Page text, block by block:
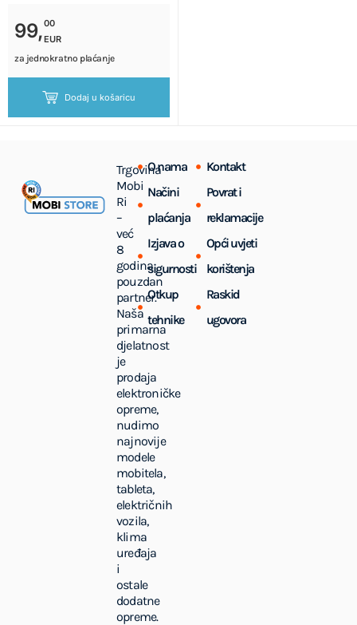
99,00
EUR
za jednokratno plaćanje
Dodaj u košaricu
Trgovina
Mobi
Ri
–
već
8
godina
pouzdan
partner.
Naša
primarna
djelatnost
je
prodaja
elektroničke
opreme,
nudimo
najnovije
modele
mobitela,
tableta,
električnih
vozila,
klima
uređaja
i
ostale
dodatne
opreme.
O nama
Kontakt
Načini
plaćanja
Povrat i
reklamacije
Izjava o
sigurnosti
Opći uvjeti
korištenja
Otkup
tehnike
Raskid
ugovora